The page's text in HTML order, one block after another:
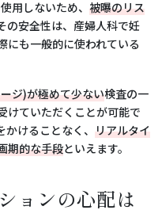
用しないため、 被曝のリス
の安全性は、産婦人科で妊
にも一般的に使われている
ジ)が極めて少ない検査の一
けていただくことが可能で
けることなく、 リアルタイ
期的な手段といえます。
ョンの心配は